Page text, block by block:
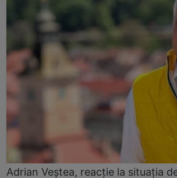
Adrian Veștea, reacție la situația